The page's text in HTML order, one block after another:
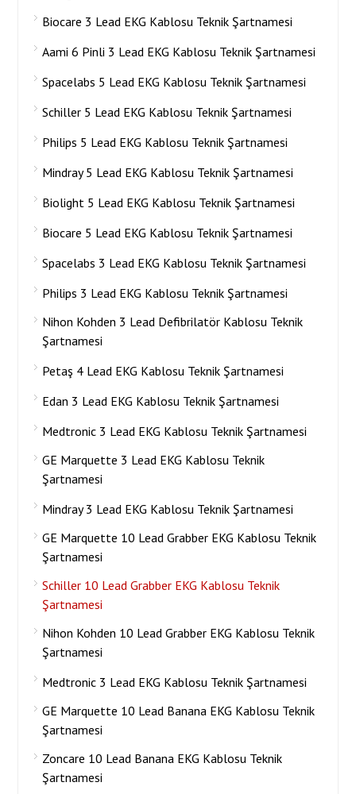
Biocare 3 Lead EKG Kablosu Teknik Şartnamesi
Aami 6 Pinli 3 Lead EKG Kablosu Teknik Şartnamesi
Spacelabs 5 Lead EKG Kablosu Teknik Şartnamesi
Schiller 5 Lead EKG Kablosu Teknik Şartnamesi
Philips 5 Lead EKG Kablosu Teknik Şartnamesi
Mindray 5 Lead EKG Kablosu Teknik Şartnamesi
Biolight 5 Lead EKG Kablosu Teknik Şartnamesi
Biocare 5 Lead EKG Kablosu Teknik Şartnamesi
Spacelabs 3 Lead EKG Kablosu Teknik Şartnamesi
Philips 3 Lead EKG Kablosu Teknik Şartnamesi
Nihon Kohden 3 Lead Defibrilatör Kablosu Teknik
Şartnamesi
Petaş 4 Lead EKG Kablosu Teknik Şartnamesi
Edan 3 Lead EKG Kablosu Teknik Şartnamesi
Medtronic 3 Lead EKG Kablosu Teknik Şartnamesi
GE Marquette 3 Lead EKG Kablosu Teknik
Şartnamesi
Mindray 3 Lead EKG Kablosu Teknik Şartnamesi
GE Marquette 10 Lead Grabber EKG Kablosu Teknik
Şartnamesi
Schiller 10 Lead Grabber EKG Kablosu Teknik
Şartnamesi
Nihon Kohden 10 Lead Grabber EKG Kablosu Teknik
Şartnamesi
Medtronic 3 Lead EKG Kablosu Teknik Şartnamesi
GE Marquette 10 Lead Banana EKG Kablosu Teknik
Şartnamesi
Zoncare 10 Lead Banana EKG Kablosu Teknik
Şartnamesi